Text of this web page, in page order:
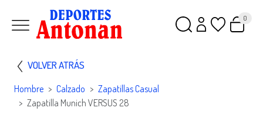
0
VOLVER ATRÁS
Hombre Calzado
Zapatillas Casual
Zapatilla Munich VERSUS 28